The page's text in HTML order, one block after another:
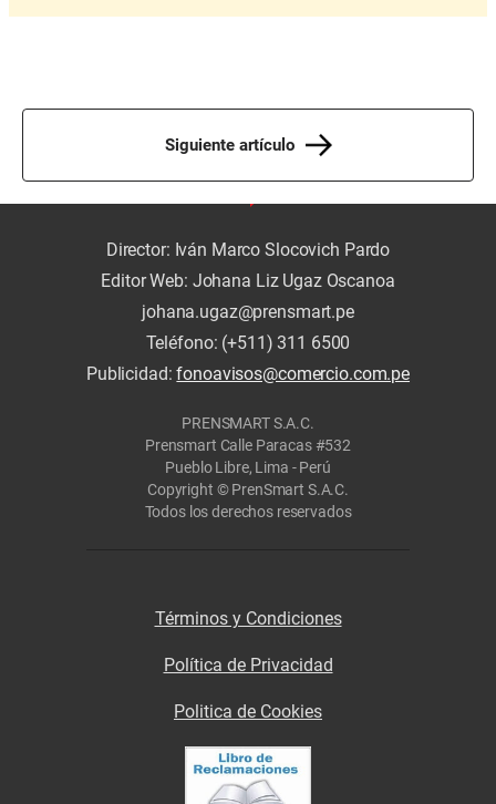
Siguiente artículo
Director: Iván Marco Slocovich Pardo
Editor Web: Johana Liz Ugaz Oscanoa
johana.ugaz@prensmart.pe
Teléfono: (+511) 311 6500
Publicidad:fonoavisos@comercio.com.pe
PRENSMART S.A.C.
Prensmart Calle Paracas #532
Pueblo Libre, Lima - Perú
Copyright © PrenSmart S.A.C.
Todos los derechos reservados
Términos y Condiciones
Política de Privacidad
Politica de Cookies